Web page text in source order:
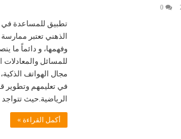
0
تطبيق للمساعدة في
الذهني تعتبر
وفهمها، و دائماً ما
للمسائل والمعادلات
مجال الهواتف
في تعليمهم وتطوير
الرياضية.حيث
أكمل القراءة »